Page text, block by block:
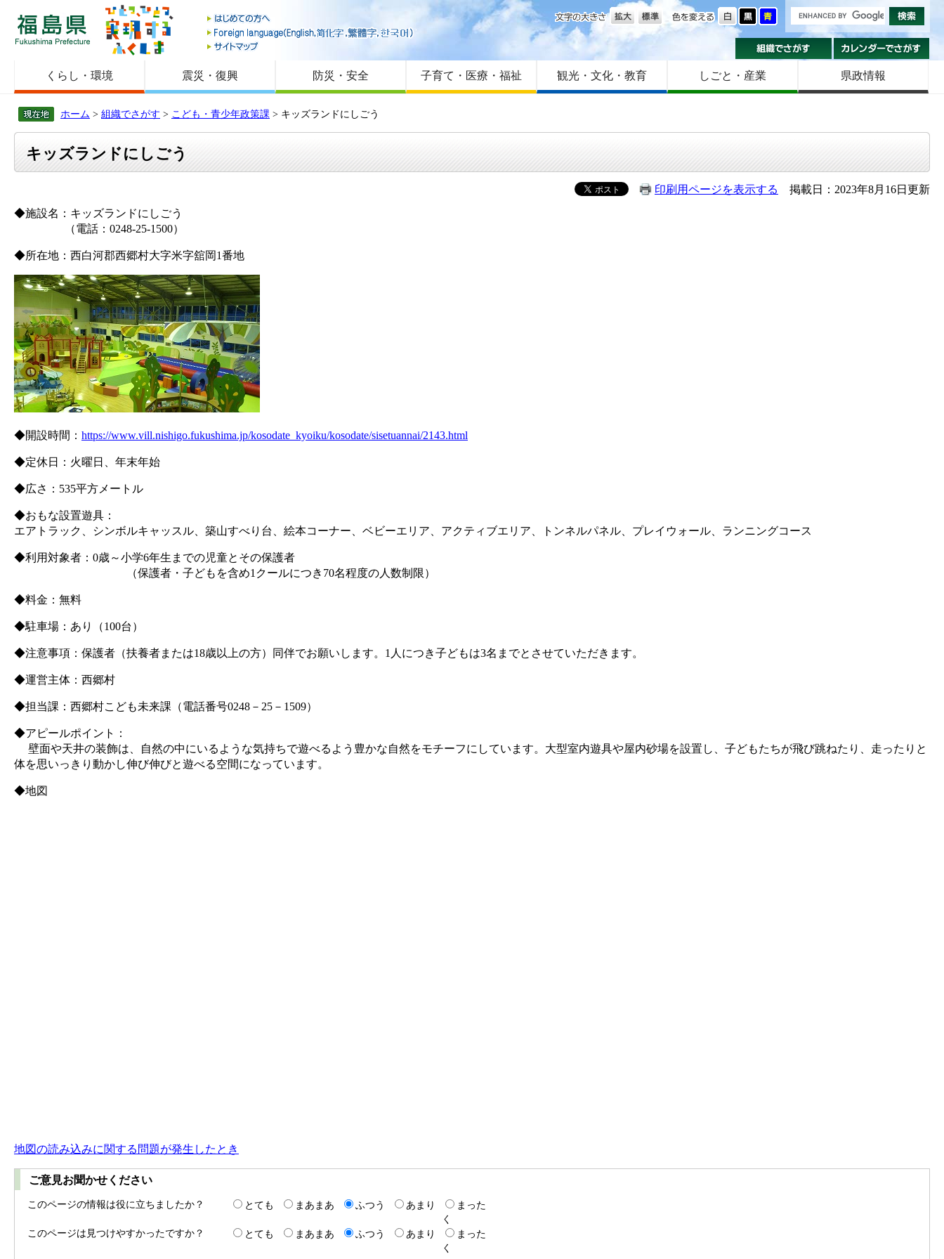
福島県
はじめての方へ
Foreign language
サイトマップ
色を変える
文字の大きさ
組織でさがす
くらし・環境 震災・復興 防災・安全 子育て・医療・福祉 観光・文化・教育 しごと・産業 県政情報
ホーム > 組織でさがす > こども・青少年政策課 > キッズランドにしごう
キッズランドにしごう
印刷用ページを表示する
掲載日：2023年8月16日更新
◆施設名：キッズランドにしごう
（電話：0248-25-1500）
◆所在地：西白河郡西郷村大字米字舘岡1番地
◆開設時間： https://www.vill.nishigo.fukushima.jp/kosodate_kyoiku/kosodate/sisetuannai/2143.html
◆定休日：火曜日、年末年始
◆広さ：535平方メートル
◆おもな設置遊具：
エアトラック、シンボルキャッスル、築山すべり台、絵本コーナー、ベビーエリア、アクティブエリア、トンネルパネル、プレイウォール、ランニングコース
◆利用対象者：0歳～小学6年生までの児童とその保護者
（保護者・子どもを含め1クールにつき70名程度の人数制限）
◆料金：無料
◆駐車場：あり（100台）
◆注意事項：保護者（扶養者または18歳以上の方）同伴でお願いします。1人につき子どもは3名までとさせていただきます。
◆運営主体：西郷村
◆担当課：西郷村こども未来課（電話番号0248－25－1509）
◆アピールポイント：
壁面や天井の装飾は、自然の中にいるような気持ちで遊べるよう豊かな自然をモチーフにしています。大型室内遊具や屋内砂場を設置し、子どもたちが飛び跳ねたり、走ったりと
体を思いっきり動かし伸び伸びと遊べる空間になっています。
◆地図
地図の読み込みに関する問題が発生したとき
ご意見お聞かせください
このページの情報は役に立ちましたか？ とても まあまあ ふつう あまり
まった
く
このページは見つけやすかったですか？
とても まあまあ ふつう あまり
まった
く